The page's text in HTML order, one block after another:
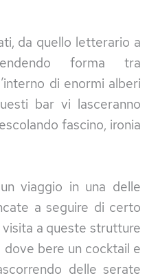
da quello letterario a
forma tra
di enormi alberi
bar vi lasceranno
fascino, ironia
viaggio in una delle
a seguire di certo
a queste strutture
bere un cocktail e
delle serate